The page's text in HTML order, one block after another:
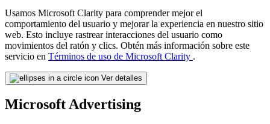
Usamos Microsoft Clarity para comprender mejor el
comportamiento del usuario y mejorar la experiencia en nuestro sitio
web. Esto incluye rastrear interacciones del usuario como
movimientos del ratón y clics. Obtén más información sobre este
servicio en Términos de uso de Microsoft Clarity .
Ver detalles
Microsoft Advertising